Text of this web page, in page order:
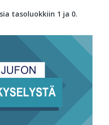
tasoluokkiin 1 ja 0.